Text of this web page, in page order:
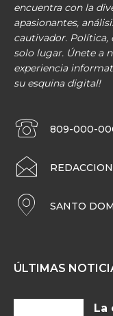
encuentra con la
apasionantes,
cautivador. Política,
solo lugar. Únete a
experiencia
su esquina digital!
809-000-
SANTO
ÚLTIMAS
La